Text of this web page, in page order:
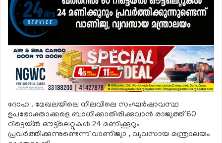
ദോഹ . മേഖലയിലെ നിലവിലെ സംഘര്‍ഷാവസ്ഥ
ഉപഭോക്താക്കളെ ബാധിക്കാതിരിക്കുവാന്‍ രാജ്യത്ത് 60
റീട്ടെയ്ല്‍ ഔട്ട്‌ലെറ്റുകള്‍ 24 മണിക്കൂറും
പ്രവര്‍ത്തിക്കുന്നുണ്ടെന്ന് വാണിജ്യാ , വ്യവസായ മന്ത്രാലയം